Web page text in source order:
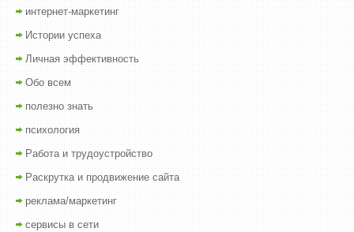
интернет-маркетинг
Истории успеха
Личная эффективность
Обо всем
полезно знать
психология
Работа и трудоустройство
Раскрутка и продвижение сайта
реклама/маркетинг
сервисы в сети